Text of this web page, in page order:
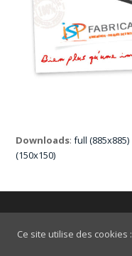
Downloads:full (885x885)
(150x150)
Ce site utilise des cookies :